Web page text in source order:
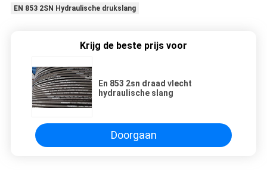
EN 853 2SN Hydraulische drukslang
Krijg de beste prijs voor
En 853 2sn draad vlecht
hydraulische slang
Doorgaan